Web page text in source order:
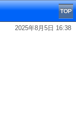
TOP
2025年8月5日 16:38